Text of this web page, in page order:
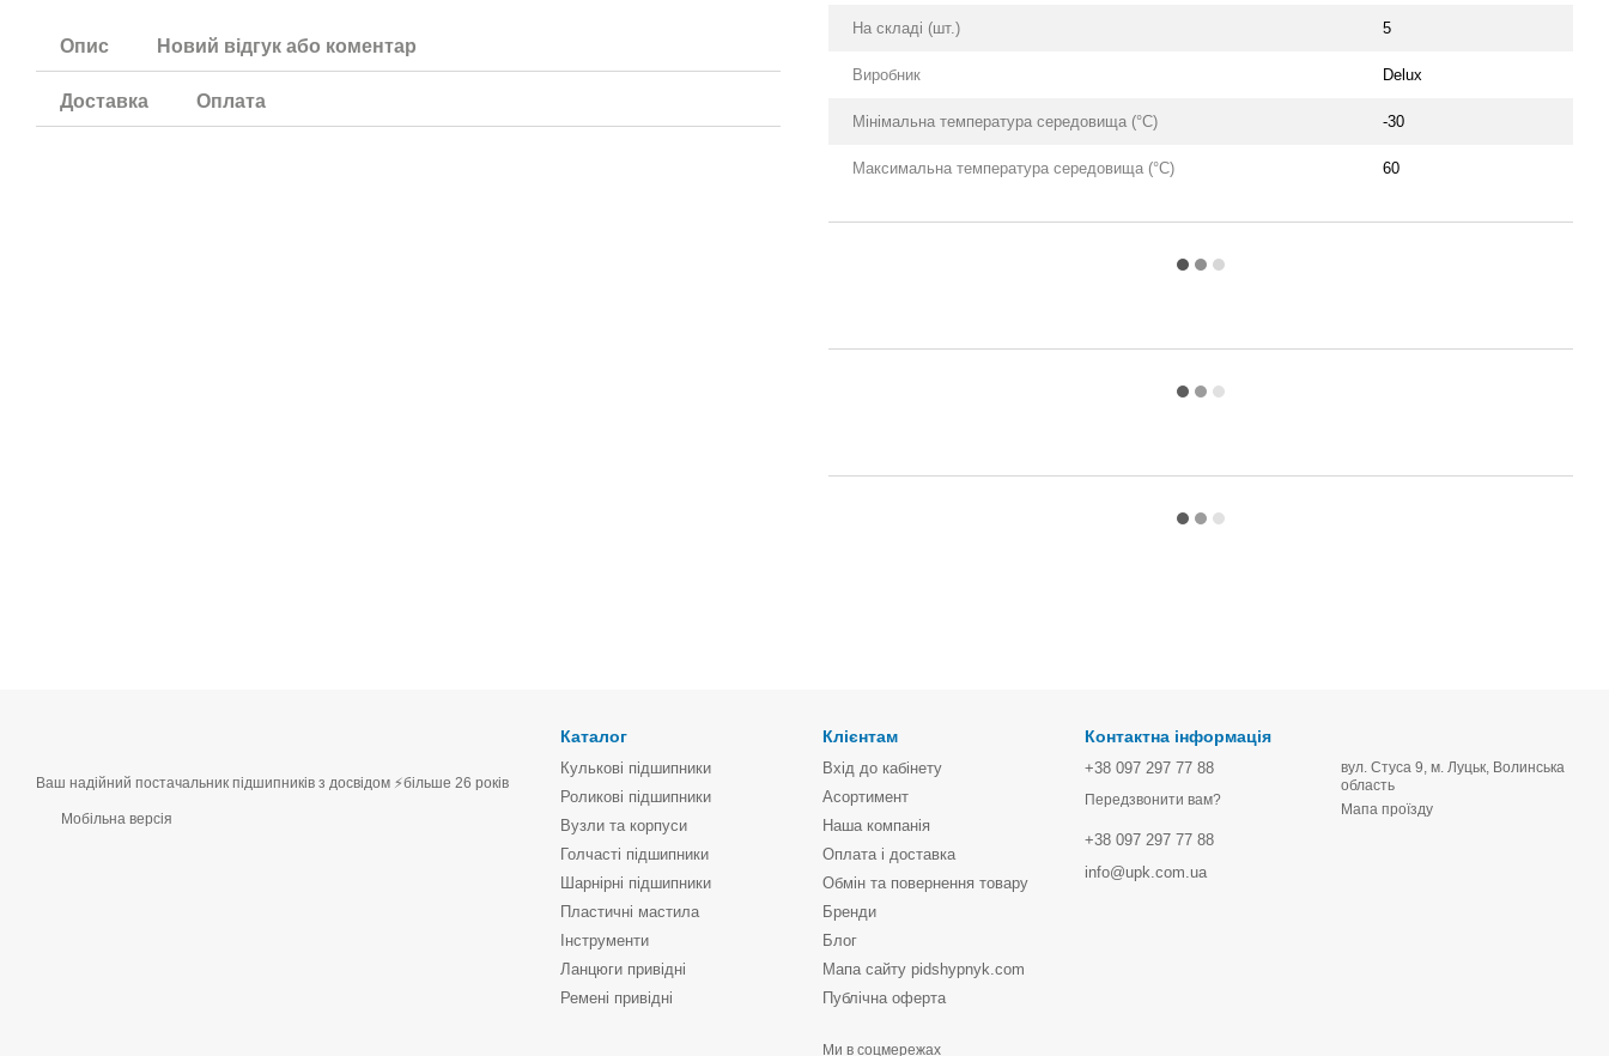
Опис Новий відгук або коментар
Доставка Оплата
На складі (шт.) 5
Виробник Delux
Мінімальна температура середовища (°C) -30
Максимальна температура середовища (°C) 60
Ваш надійний постачальник підшипників з досвідом ⚡більше 26 років
Мобільна версія
Каталог
Кулькові підшипники
Роликові підшипники
Вузли та корпуси
Голчасті підшипники
Шарнірні підшипники
Пластичні мастила
Інструменти
Ланцюги привідні
Ремені привідні
Клієнтам
Вхід до кабінету
Асортимент
Наша компанія
Оплата і доставка
Обмін та повернення товару
Бренди
Блог
Мапа сайту pidshypnyk.com
Публічна оферта
Ми в соцмережах
Контактна інформація
+38 097 297 77 88
Передзвонити вам?
+38 097 297 77 88
info@upk.com.ua
вул. Стуса 9, м. Луцьк, Волинська
область
Мапа проїзду